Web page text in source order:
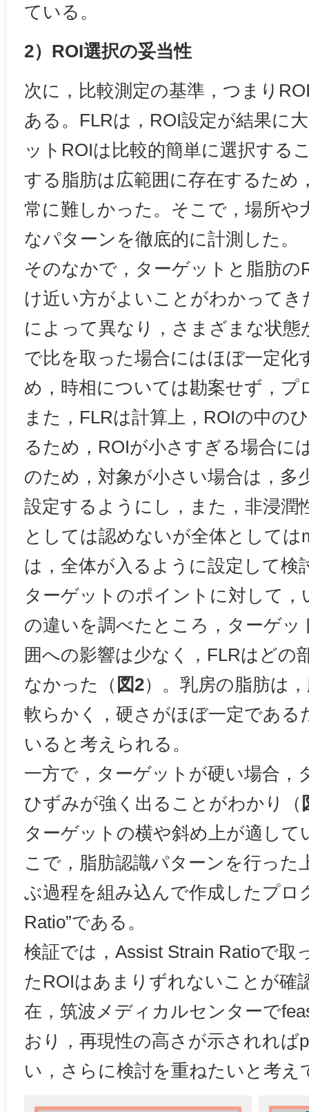
ている。
2）ROI選択の妥当性
次に，比較測定の基準，つまり
ある。FLRは，ROI設定が結果に
ットROIは比較的簡単に選択する
する脂肪は広範囲に存在するため
常に難しかった。そこで，場所や
なパターンを徹底的に計測した。
そのなかで，ターゲットと脂肪の
け近い方がよいことがわかってき
によって異なり，さまざまな状態
で比を取った場合にはほぼ一定化
め，時相については勘案せず，プ
また，FLRは計算上，ROIの中の
るため，ROIが小さすぎる場合に
のため，対象が小さい場合は，多
設定するようにし，また，非浸潤
としては認めないが全体としては
は，全体が入るように設定して検
ターゲットのポイントに対して
の違いを調べたところ，ターゲッ
囲への影響は少なく，FLRはどの
なかった（ 図2）。乳房の脂肪は
軟らかく，硬さがほぼ一定である
いると考えられる。
一方で，ターゲットが硬い場合，
ひずみが強く出ることがわかり（
ターゲットの横や斜め上が適し
こで，脂肪認識パターンを行った
ぶ過程を組み込んで作成したプロ
Ratio”である。
検証では，Assist Strain Ratioで取
たROIはあまりずれないことが確
在，筑波メディカルセンターで
おり，再現性の高さが示されれば
い，さらに検討を重ねたいと考え